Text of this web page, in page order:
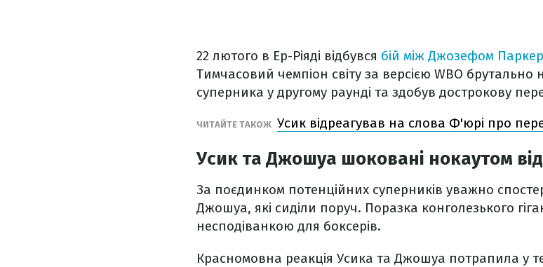
22 лютого в Ер-Ріяді відбувся бій між Джозефом
Тимчасовий чемпіон світу за версією WBO брутально
суперника у другому раунді та здобув дострокову
ЧИТАЙТЕ ТАКОЖ Усик відреагував на слова Ф'юрі про
Усик та Джошуа шоковані нокаутом
За поєдинком потенційних суперників уважно
Джошуа, які сиділи поруч. Поразка конголезького
несподіванкою для боксерів.
Красномовна реакція Усика та Джошуа потрапила у